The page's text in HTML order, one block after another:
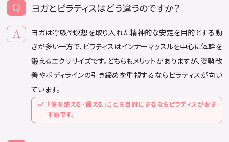
ヨガとピラティスはどう違うのですか？
ヨガは呼吸や瞑想を取り入れた精神的な安定を目的とする動
きが多い一方で、ピラティスはインナーマッスルを中心に体幹を
鍛えるエクササイズです。どちらもメリットがありますが、姿勢改
善やボディラインの引き締めを重視するならピラティスが向い
ています。
「体を整える・鍛える」ことを目的にするならピラティスがおす
すめです。